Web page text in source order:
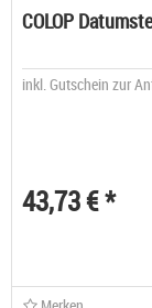
COLOP
inkl. Gutschein zur
43,73 € *